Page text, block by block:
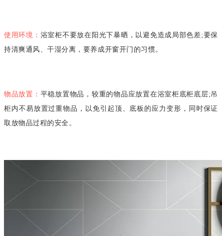
使用环境： 浴室柜不要放在阳光下暴晒，以避免造成局部色差;要保
持清爽通风、干湿分离，要养成开窗开门的习惯。
物品放置： 平稳放置物品，较重的物品应放置在浴室柜底柜底层;吊
柜内不易放置过重物品，以免引起顶、底板的应力变形，同时保证
取放物品过程的安全。